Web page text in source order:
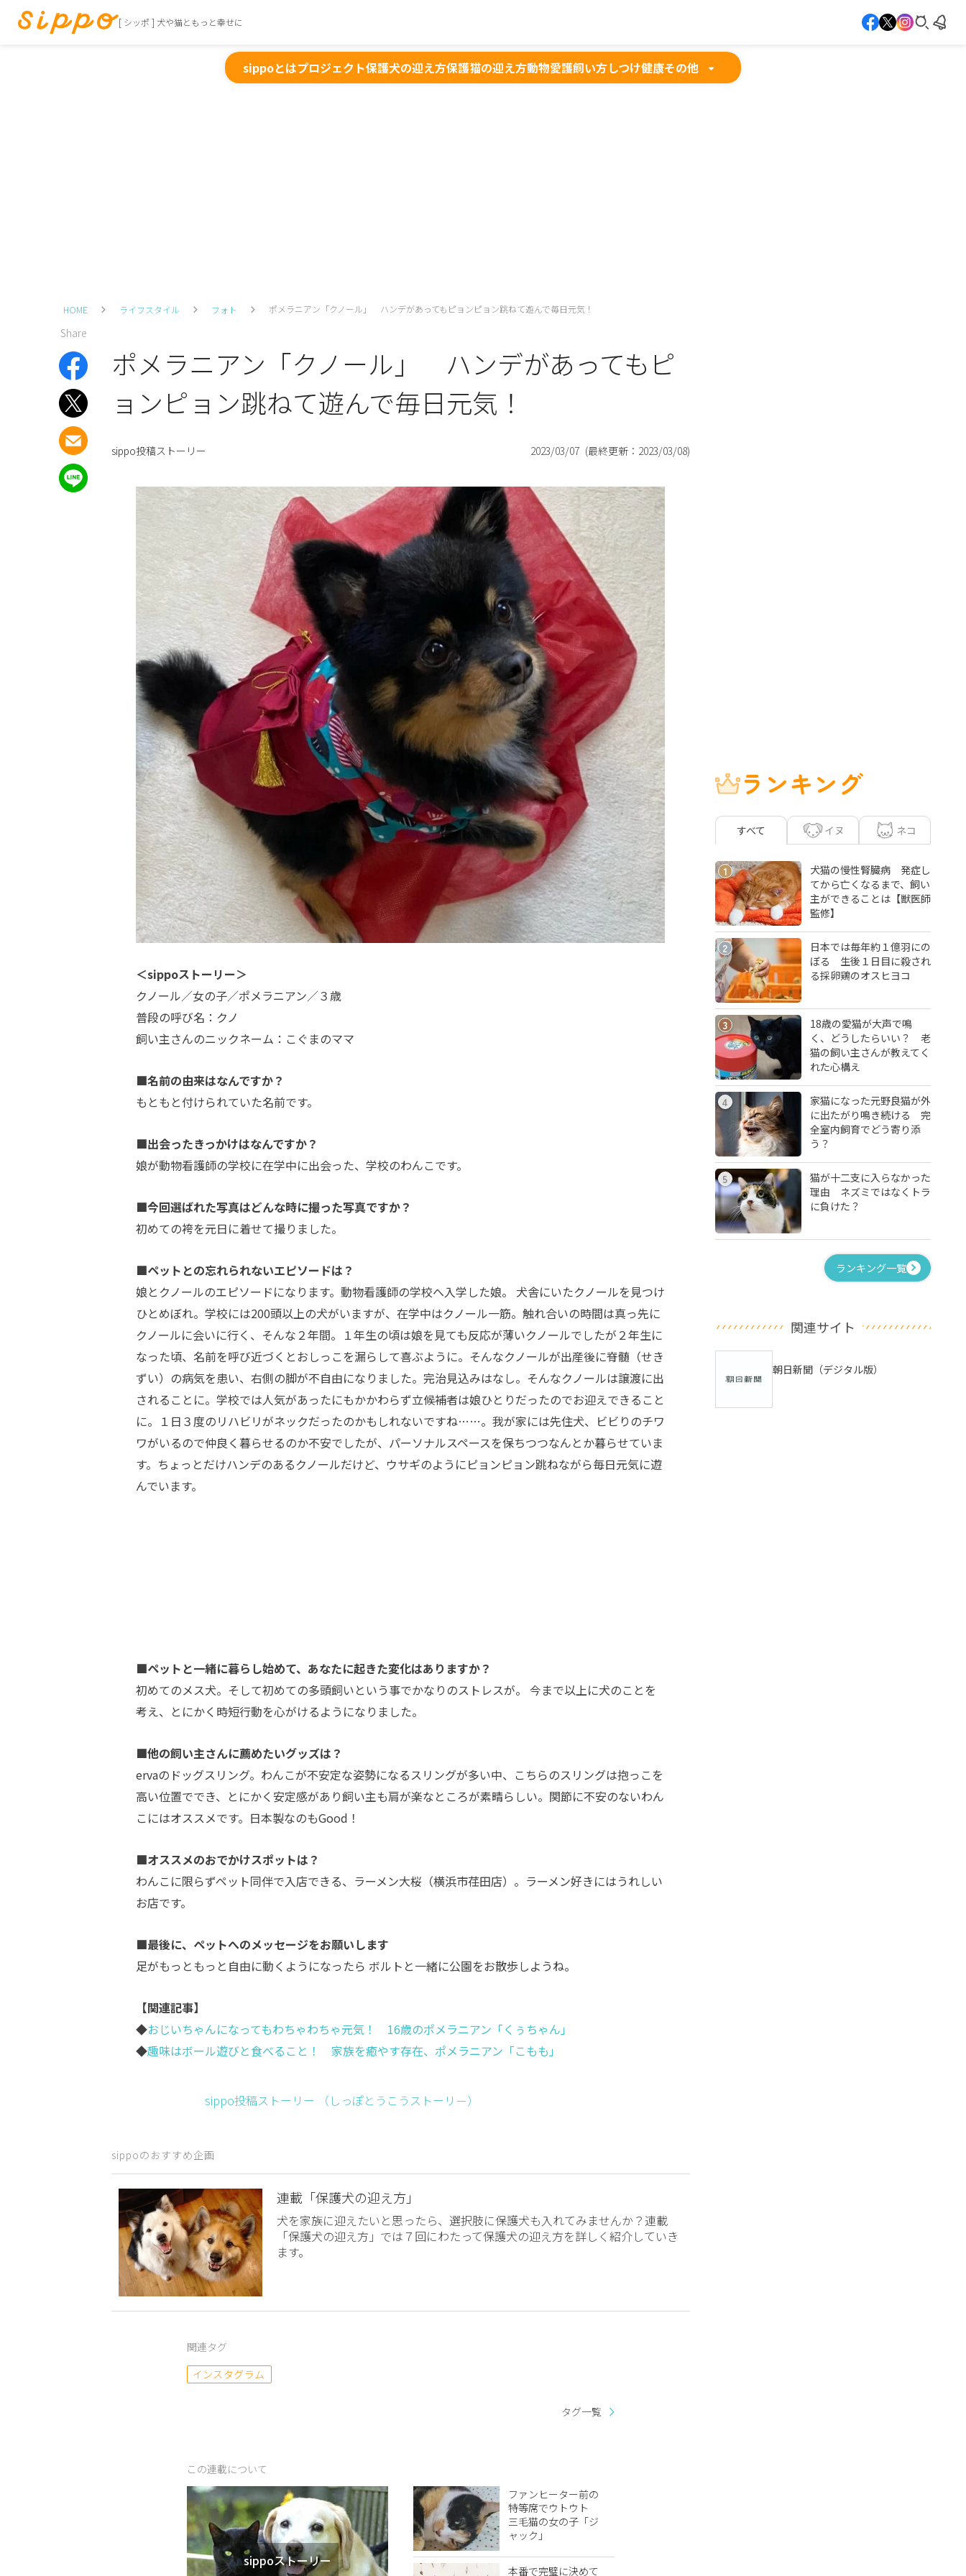
[ シッポ ] 犬や猫ともっと幸せに
sippoとはプロジェクト保護犬の迎え方保護猫の迎え方動物愛護飼い方しつけ健康その他
HOME ライフスタイル フォト ポメラニアン「クノール」 ハンデがあってもピョンピョン跳ねて遊んで毎日元気！
Share
ポメラニアン「クノール」 ハンデがあってもピ
ョンピョン跳ねて遊んで毎日元気！
sippo投稿ストーリー 2023/03/07 (最終更新： 2023/03/08)
＜sippoストーリー＞
クノール／女の子／ポメラニアン／３歳
普段の呼び名：クノ
飼い主さんのニックネーム：こぐまのママ
■名前の由来はなんですか？
もともと付けられていた名前です。
■出会ったきっかけはなんですか？
娘が動物看護師の学校に在学中に出会った、学校のわんこです。
■今回選ばれた写真はどんな時に撮った写真ですか？
初めての袴を元日に着せて撮りました。
■ペットとの忘れられないエピソードは？
娘とクノールのエピソードになります。動物看護師の学校へ入学した娘。 犬舎にいたクノールを見つけ
ひとめぼれ。学校には200頭以上の犬がいますが、在学中はクノール一筋。触れ合いの時間は真っ先に
クノールに会いに行く、そんな２年間。１年生の頃は娘を見ても反応が薄いクノールでしたが２年生に
なった頃、名前を呼び近づくとおしっこを漏らして喜ぶように。そんなクノールが出産後に脊髄（せき
ずい）の病気を患い、右側の脚が不自由になりました。完治見込みはなし。そんなクノールは譲渡に出
されることに。学校では人気があったにもかかわらず立候補者は娘ひとりだったのでお迎えできること
に。１日３度のリハビリがネックだったのかもしれないですね……。我が家には先住犬、ビビりのチワ
ワがいるので仲良く暮らせるのか不安でしたが、パーソナルスペースを保ちつつなんとか暮らせていま
す。ちょっとだけハンデのあるクノールだけど、ウサギのようにピョンピョン跳ねながら毎日元気に遊
んでいます。
■ペットと一緒に暮らし始めて、あなたに起きた変化はありますか？
初めてのメス犬。そして初めての多頭飼いという事でかなりのストレスが。 今まで以上に犬のことを
考え、とにかく時短行動を心がけるようになりました。
■他の飼い主さんに薦めたいグッズは？
ervaのドッグスリング。わんこが不安定な姿勢になるスリングが多い中、こちらのスリングは抱っこを
高い位置ででき、とにかく安定感があり飼い主も肩が楽なところが素晴らしい。関節に不安のないわん
こにはオススメです。日本製なのもGood！
■オススメのおでかけスポットは？
わんこに限らずペット同伴で入店できる、ラーメン大桜（横浜市荏田店）。ラーメン好きにはうれしい
お店です。
■最後に、ペットへのメッセージをお願いします
足がもっともっと自由に動くようになったら ボルトと一緒に公園をお散歩しようね。
【関連記事】
◆おじいちゃんになってもわちゃわちゃ元気！ 16歳のポメラニアン「くぅちゃん」
◆趣味はボール遊びと食べること！ 家族を癒やす存在、ポメラニアン「こもも」
sippo投稿ストーリー （しっぽとうこうストーリ－）
sippoのおすすめ企画
連載「保護犬の迎え方」
犬を家族に迎えたいと思ったら、選択肢に保護犬も入れてみませんか？連載
「保護犬の迎え方」では７回にわたって保護犬の迎え方を詳しく紹介していき
ます。
関連タグ
インスタグラム
タグ一覧
この連載について
sippoストーリー
ファンヒーター前の
特等席でウトウト
三毛猫の女の子「ジ
ャック」
本番で完璧に決めて
ランキング
すべて イヌ ネコ
1
犬猫の慢性腎臓病 発症し
てから亡くなるまで、飼い
主ができることは【獣医師
監修】
2
日本では毎年約１億羽にの
ぼる 生後１日目に殺され
る採卵鶏のオスヒヨコ
3
18歳の愛猫が大声で鳴
く、どうしたらいい？ 老
猫の飼い主さんが教えてく
れた心構え
4
家猫になった元野良猫が外
に出たがり鳴き続ける 完
全室内飼育でどう寄り添
う？
5
猫が十二支に入らなかった
理由 ネズミではなくトラ
に負けた？
ランキング一覧
関連サイト
朝日新聞（デジタル版）